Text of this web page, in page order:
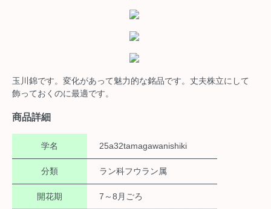
玉川錦です。変化があって魅力的な銘品です。丈夫株立にして
飾っておくのに最適です。
商品詳細
学名 25a32tamagawanishiki
分類 ラン科フウラン属
開花期 7～8月ごろ